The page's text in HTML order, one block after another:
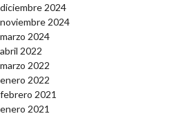
diciembre 2024
noviembre 2024
marzo 2024
abril 2022
marzo 2022
enero 2022
febrero 2021
enero 2021